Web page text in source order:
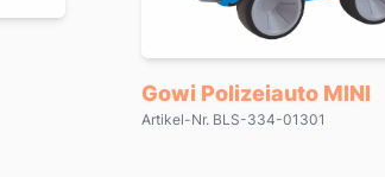
Gowi Polizeiauto MINI
Artikel-Nr. BLS-334-01301